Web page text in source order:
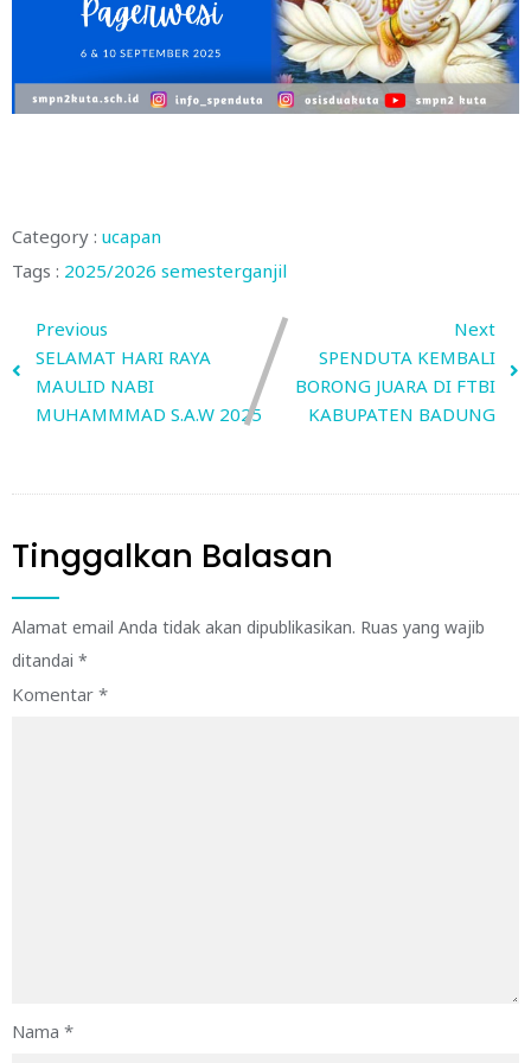
Category : ucapan
Tags : 2025/2026 semesterganjil
Previous
SELAMAT HARI RAYA
MAULID NABI
MUHAMMMAD S.A.W 2025
Next
SPENDUTA KEMBALI
BORONG JUARA DI FTBI
KABUPATEN BADUNG
Tinggalkan Balasan
Alamat email Anda tidak akan dipublikasikan. Ruas yang wajib
ditandai *
Komentar *
Nama *